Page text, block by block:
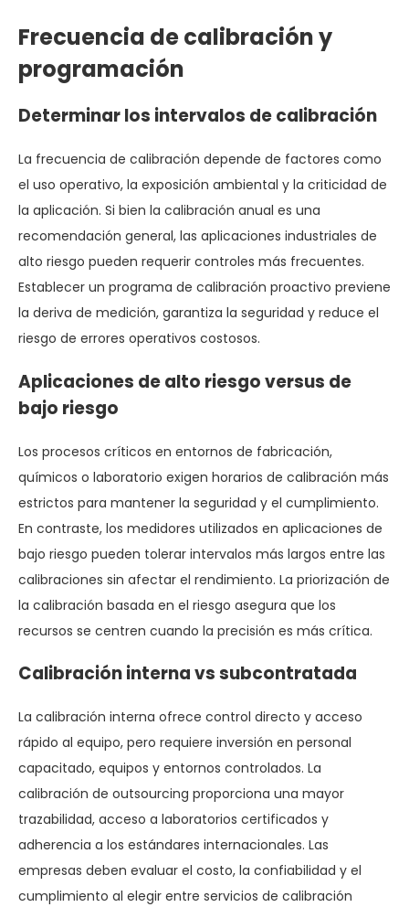
Frecuencia de calibración y
programación
Determinar los intervalos de calibración
La frecuencia de calibración depende de factores como
el uso operativo, la exposición ambiental y la criticidad de
la aplicación. Si bien la calibración anual es una
recomendación general, las aplicaciones industriales de
alto riesgo pueden requerir controles más frecuentes.
Establecer un programa de calibración proactivo previene
la deriva de medición, garantiza la seguridad y reduce el
riesgo de errores operativos costosos.
Aplicaciones de alto riesgo versus de
bajo riesgo
Los procesos críticos en entornos de fabricación,
químicos o laboratorio exigen horarios de calibración más
estrictos para mantener la seguridad y el cumplimiento.
En contraste, los medidores utilizados en aplicaciones de
bajo riesgo pueden tolerar intervalos más largos entre las
calibraciones sin afectar el rendimiento. La priorización de
la calibración basada en el riesgo asegura que los
recursos se centren cuando la precisión es más crítica.
Calibración interna vs subcontratada
La calibración interna ofrece control directo y acceso
rápido al equipo, pero requiere inversión en personal
capacitado, equipos y entornos controlados. La
calibración de outsourcing proporciona una mayor
trazabilidad, acceso a laboratorios certificados y
adherencia a los estándares internacionales. Las
empresas deben evaluar el costo, la confiabilidad y el
cumplimiento al elegir entre servicios de calibración